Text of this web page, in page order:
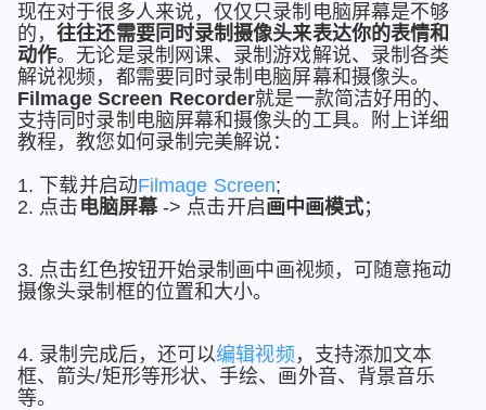
现在对于很多人来说，仅仅只录制电脑屏幕是不够
的，往往还需要同时录制摄像头来表达你的表情和
动作。无论是录制网课、录制游戏解说、录制各类
解说视频，都需要同时录制电脑屏幕和摄像头。
Filmage Screen Recorder就是一款简洁好用的、
支持同时录制电脑屏幕和摄像头的工具。附上详细
教程，教您如何录制完美解说：
1. 下载并启动Filmage Screen;
2. 点击 电脑屏幕-> 点击开启画中画模式；
3. 点击红色按钮开始录制画中画视频，可随意拖动
摄像头录制框的位置和大小。
4. 录制完成后，还可以编辑视频 ，支持添加文本
框、箭头/矩形等形状、手绘、画外音、背景音乐
等。